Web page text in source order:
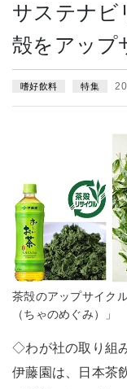
サステナ
殻をアップ
嗜好飲料 特集
茶殻のアップサイク
（ちゃのめぐみ）」
◇わが社の取り組
伊藤園は、日本茶